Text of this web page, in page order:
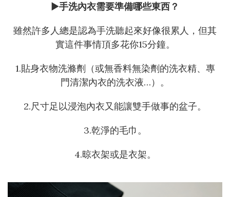
►手洗內衣需要準備哪些東西？
雖然許多人總是認為手洗聽起來好像很累人，但其
實這件事情頂多花你15分鐘。
1.貼身衣物洗滌劑（或無香料無染劑的洗衣精、專
門清潔內衣的洗衣液…）。
2.尺寸足以浸泡內衣又能讓雙手做事的盆子。
3.乾淨的毛巾。
4.晾衣架或是衣架。